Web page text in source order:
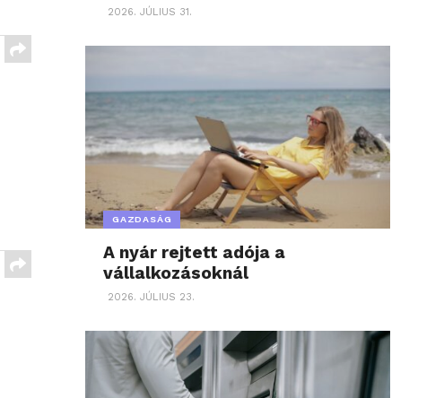
2026. JÚLIUS 31.
GAZDASÁG
A nyár rejtett adója a
vállalkozásoknál
2026. JÚLIUS 23.